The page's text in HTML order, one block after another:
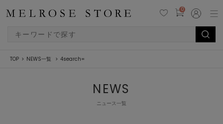
0
TOP NEWS一覧 4search=
NEWS
ニュース一覧